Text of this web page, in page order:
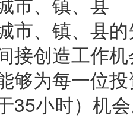
市、镇、县
接创造工作
够为每一位
35小时）机